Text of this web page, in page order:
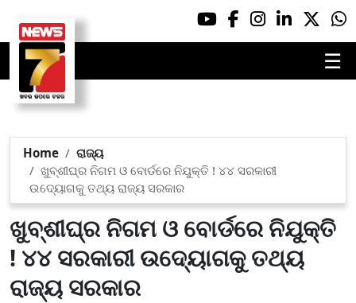
☰
Home
ରାଜ୍ୟ
ଖୁବ୍‌ଶୀଘ୍ର ନିଗମ ଓ ବୋର୍ଡରେ ନିଯୁକ୍ତି ! ୪୪ ସରକାରୀ
ଉଦ୍ୟୋଗକୁ ତଥ୍ୟ ରାଜ୍ୟ ସରକାର
ଖୁବ୍‌ଶୀଘ୍ର ନିଗମ ଓ ବୋର୍ଡରେ ନିଯୁକ୍ତି
! ୪୪ ସରକାରୀ ଉଦ୍ୟୋଗକୁ ତଥ୍ୟ
ରାଜ୍ୟ ସରକାର